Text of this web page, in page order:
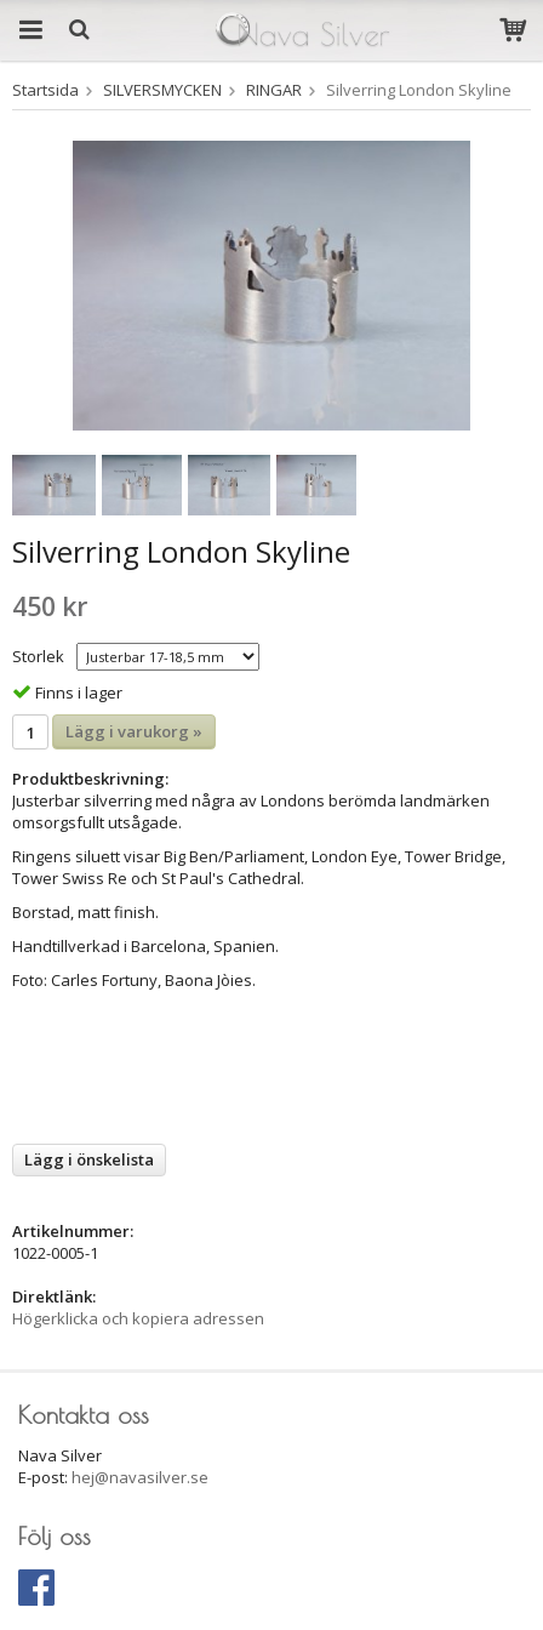
Produkten har blivit
tillagd i varukorgen
Startsida SILVERSMYCKEN RINGAR Silverring London Skyline
Silverring London Skyline
450 kr
Storlek
Finns i lager
Lägg i varukorg »
Produktbeskrivning:
Justerbar silverring med några av Londons berömda landmärken
omsorgsfullt utsågade.
Ringens siluett visar Big Ben/Parliament, London Eye, Tower Bridge,
Tower Swiss Re och St Paul's Cathedral.
Borstad, matt finish.
Handtillverkad i Barcelona, Spanien.
Foto: Carles Fortuny, Baona Jòies.
Lägg i önskelista
Artikelnummer:
1022-0005-1
Direktlänk:
Högerklicka och kopiera adressen
Kontakta oss
Nava Silver
E-post: hej@navasilver.se
Följ oss